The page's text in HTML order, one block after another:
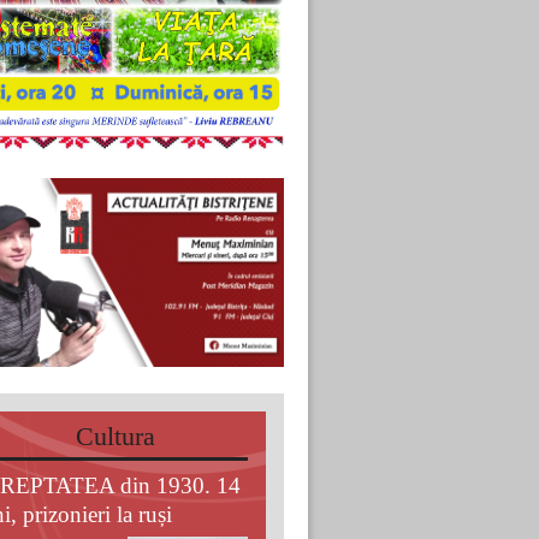
Cultura
din 1930. 14
prizonieri la ruși